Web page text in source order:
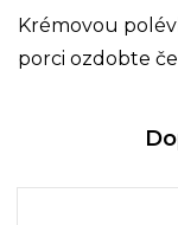
Krémovou
porci ozdobte